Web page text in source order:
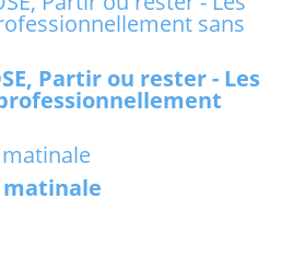
Partir ou rester - Les